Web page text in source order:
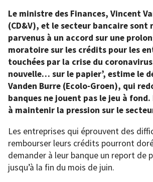
Le ministre des Finances, Vincent
(CD&V), et le secteur bancaire sont
parvenus à un accord sur une
moratoire sur les crédits pour les
touchées par la crise du
nouvelle… sur le papier’, estime le
Vanden Burre (Ecolo-Groen), qui
banques ne jouent pas le jeu à
à maintenir la pression sur le
Les entreprises qui éprouvent des
rembourser leurs crédits pourront
demander à leur banque un report de
jusqu’à la fin du mois de juin.